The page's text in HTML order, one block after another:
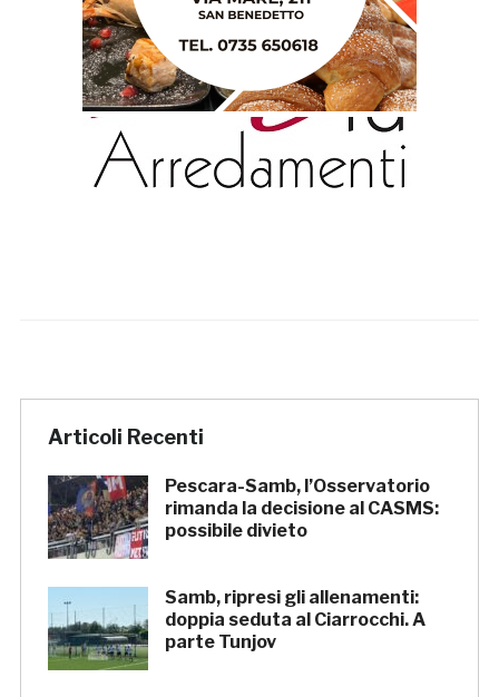
Articoli Recenti
Pescara-Samb, l’Osservatorio
rimanda la decisione al CASMS:
possibile divieto
Samb, ripresi gli allenamenti:
doppia seduta al Ciarrocchi. A
parte Tunjov